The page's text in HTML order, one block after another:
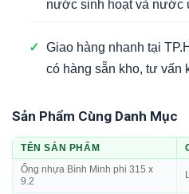
nước sinh hoạt và nước
✓ Giao hàng nhanh tại
có hàng sẵn kho, tư vấn
Sản Phẩm Cùng Danh Mục
TÊN SẢN PHẨM
Ống nhựa Bình Minh phi 315 x
9.2